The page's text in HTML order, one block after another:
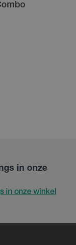
in onze
in onze winkel